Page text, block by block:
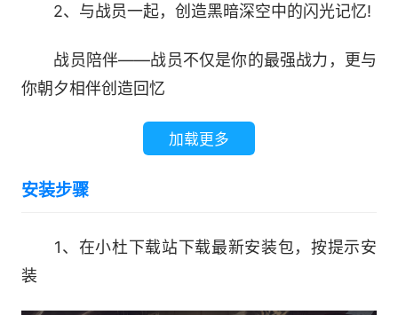
2、与战员一起，创造黑暗深空中的闪光记忆!
战员陪伴——战员不仅是你的最强战力，更与
你朝夕相伴创造回忆
崩溃设定——拯救还是崩溃？你的决策改变战
卡厄思之谜
加载更多
安装步骤
1、在小杜下载站下载最新安装包，按提示安
装